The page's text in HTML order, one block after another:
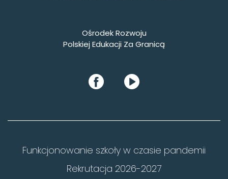
Ośrodek Rozwoju
Polskiej Edukacji Za Granicą
Funkcjonowanie szkoły w czasie pandemii
Rekrutacja 2026-2027